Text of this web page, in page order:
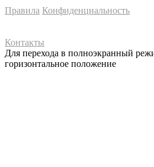
Правила Конфиденциальность
Контакты
Для перехода в полноэкранный
горизонтальное положение